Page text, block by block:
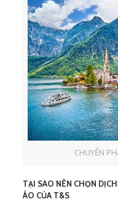
CHUYỂN
TẠI SAO NÊN CHỌN
ÁO CỦA T&S